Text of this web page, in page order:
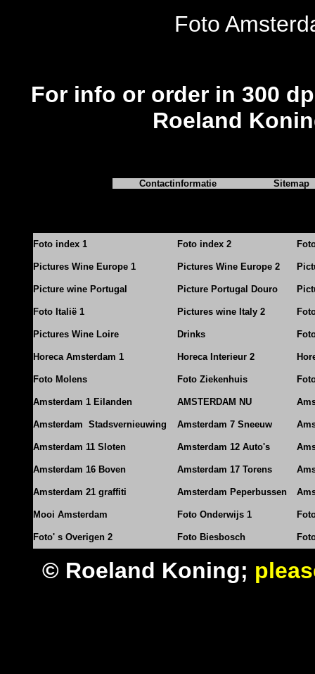
Foto
For info or order in 300
Roeland
Contactinformatie Sitemap
Foto index 1 Foto index 2
Pictures Wine Europe 1 Pictures Wine Europe 2
Picture wine Portugal Picture Portugal Douro
Foto Italië 1 Pictures wine Italy 2
Pictures Wine Loire Drinks
Horeca Amsterdam 1 Horeca Interieur 2
Foto Molens Foto Ziekenhuis
Amsterdam 1 Eilanden AMSTERDAM NU
Amsterdam Stadsvernieuwing Amsterdam 7 Sneeuw
Amsterdam 11 Sloten Amsterdam 12 Auto's
Amsterdam 16 Boven Amsterdam 17 Torens
Amsterdam 21 graffiti Amsterdam Peperbussen
Mooi Amsterdam Foto Onderwijs 1
Foto' s Overigen 2 Foto Biesbosch
© Roeland Koning;